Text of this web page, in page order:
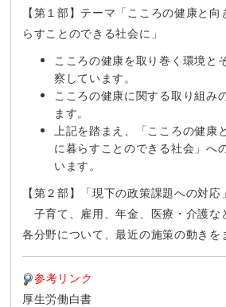
【第１部】テーマ「こころの健康と
らすことのできる社会に」
こころの健康を取り巻く環境と
察しています。
こころの健康に関する取り組み
ます。
上記を踏まえ、「こころの健康
に暮らすことのできる社会」へ
います。
【第２部】「現下の政策課題への対応」
子育て、雇用、年金、医療・介護な
各分野について、最近の施策の動きを
参考リンク
厚生労働白書